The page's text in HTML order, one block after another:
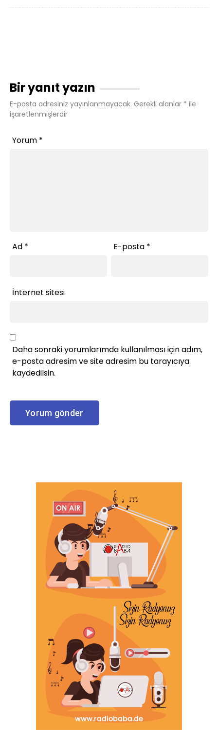
Bir yanıt yazın
E-posta adresiniz yayınlanmayacak. Gerekli alanlar * ile
işaretlenmişlerdir
Yorum *
Ad * E-posta *
İnternet sitesi
Daha sonraki yorumlarımda kullanılması için adım,
e-posta adresim ve site adresim bu tarayıcıya
kaydedilsin.